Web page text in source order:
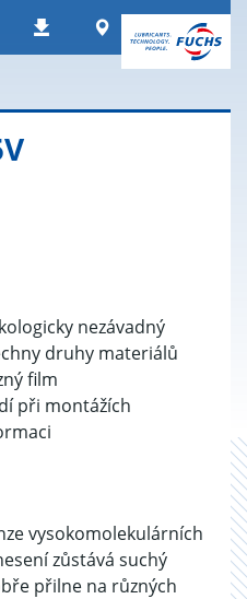
StahováníWorldwide
nezávadný
druhy materiálů
film
při montážích
vysokomolekulárních
zůstává suchý
přilne na různých